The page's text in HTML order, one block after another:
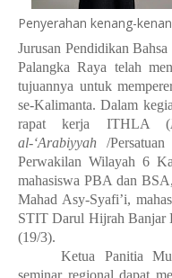
Penyerahan kenang-
Jurusan Pendidikan
Palangka Raya telah
tujuannya untuk
se-Kalimanta. Dalam
rapat kerja ITHLA (
al-‘Arabiyyah /
Perwakilan Wilayah 6
mahasiswa PBA dan
Mahad Asy-Syafi’i,
STIT Darul Hijrah Banjar
(19/3).
Ketua Panitia
seminar regional dapat